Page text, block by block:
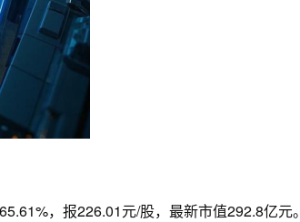
，报226.01元/股，最新市值292.8亿元